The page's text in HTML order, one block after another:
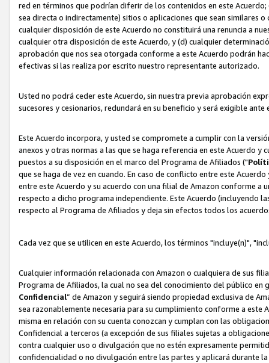
red en términos que podrían diferir de los contenidos en este
sea directa o indirectamente) sitios o aplicaciones que sean similares
cualquier disposición de este Acuerdo no constituirá una renuncia a
cualquier otra disposición de este Acuerdo, y (d) cualquier
aprobación que nos sea otorgada conforme a este Acuerdo podrán
efectivas si las realiza por escrito nuestro representante autorizado.
Usted no podrá ceder este Acuerdo, sin nuestra previa aprobación
sucesores y cesionarios, redundará en su beneficio y será exigible
Este Acuerdo incorpora, y usted se compromete a cumplir con la
anexos y otras normas a las que se haga referencia en este Acuerdo
puestos a su disposición en el marco del Programa de Afiliados ("
que se haga de vez en cuando. En caso de conflicto entre este
entre este Acuerdo y su acuerdo con una filial de Amazon conforme
respecto a dicho programa independiente. Este Acuerdo (incluyendo
respecto al Programa de Afiliados y deja sin efectos todos los
Cada vez que se utilicen en este Acuerdo, los términos "incluye(n)",
Cualquier información relacionada con Amazon o cualquiera de sus
Programa de Afiliados, la cual no sea del conocimiento del público
Confidencial” de Amazon y seguirá siendo propiedad exclusiva de
sea razonablemente necesaria para su cumplimiento conforme a
misma en relación con su cuenta conozcan y cumplan con las
Confidencial a terceros (a excepción de sus filiales sujetas a
contra cualquier uso o divulgación que no estén expresamente
confidencialidad o no divulgación entre las partes y aplicará durante